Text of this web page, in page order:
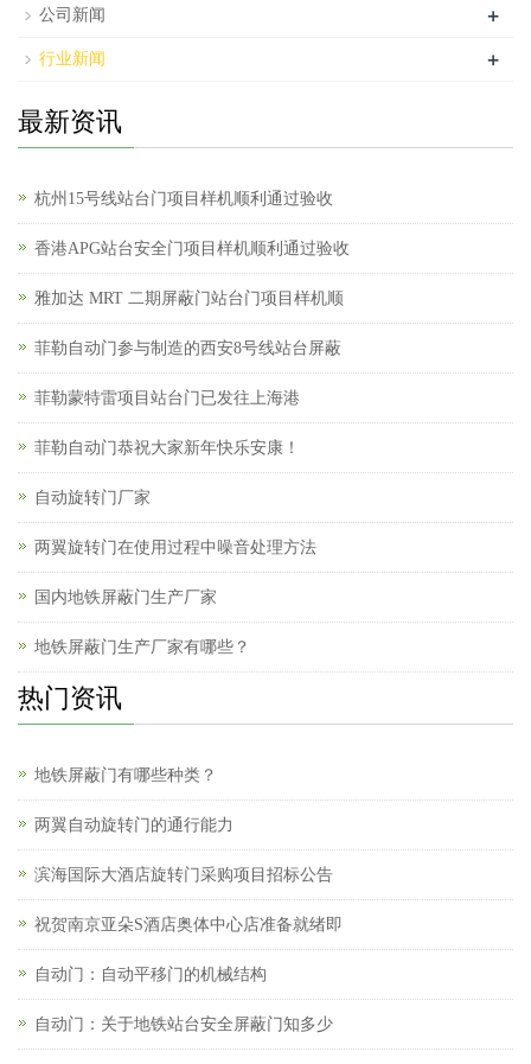
公司新闻 +
行业新闻 +
最新资讯
杭州15号线站台门项目样机顺利通过验收
香港APG站台安全门项目样机顺利通过验收
雅加达 MRT 二期屏蔽门站台门项目样机顺
菲勒自动门参与制造的西安8号线站台屏蔽
菲勒蒙特雷项目站台门已发往上海港
菲勒自动门恭祝大家新年快乐安康！
自动旋转门厂家
两翼旋转门在使用过程中噪音处理方法
国内地铁屏蔽门生产厂家
地铁屏蔽门生产厂家有哪些？
热门资讯
地铁屏蔽门有哪些种类？
两翼自动旋转门的通行能力
滨海国际大酒店旋转门采购项目招标公告
祝贺南京亚朵S酒店奥体中心店准备就绪即
自动门：自动平移门的机械结构
自动门：关于地铁站台安全屏蔽门知多少